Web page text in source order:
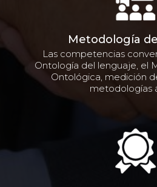
Metodología
Las competencias
Ontología del lenguaje, el
Ontológica, medición
metodologías